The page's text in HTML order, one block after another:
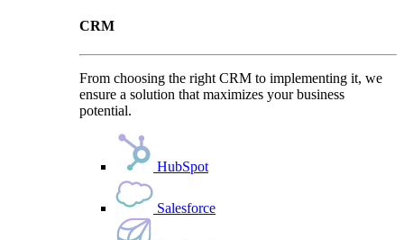
CRM
From choosing the right CRM to implementing it, we
ensure a solution that maximizes your business
potential.
HubSpot
Salesforce